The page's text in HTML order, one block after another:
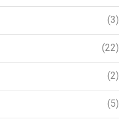
(3)
(22)
(2)
(5)